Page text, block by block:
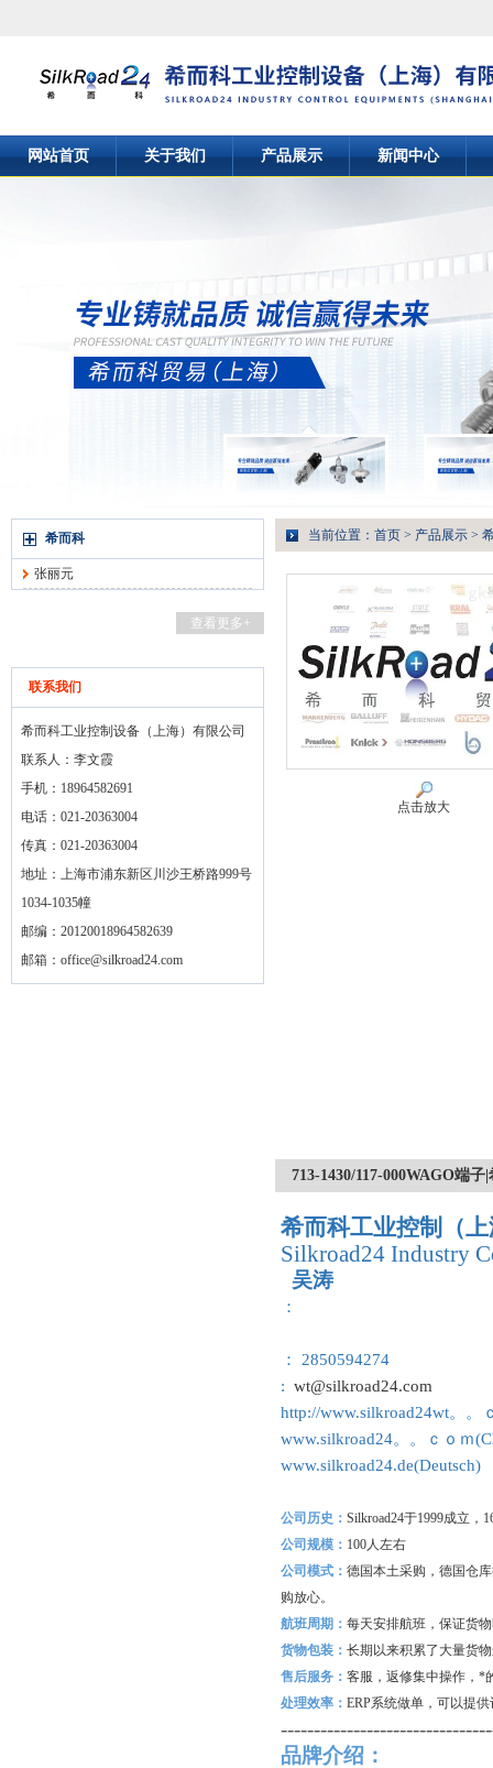
网站首页 关于我们 产品展示 新闻中心
希而科
张丽元
查看更多+
联系我们
希而科工业控制设备（上海）有限公司
联系人：李文霞
手机：18964582691
电话：021-20363004
传真：021-20363004
地址：上海市浦东新区川沙王桥路999号
1034-1035幢
邮编：20120018964582639
邮箱： office@silkroad24.com
当前位置： 首页 > 产品展示 >
点击放大
713-1430/117-000WAGO端
希而科工业控制（
Silkroad24 Industry
吴涛
：
： 2850594274
: wt@silkroad24.com
http://www.silkroad24wt。。
www.silkroad24。。ｃｏｍ
www.silkroad24.de(Deutsch)
公司历史： Silkroad24于1999成立，
公司规模： 100人左右
公司模式： 德国本土采购，德国仓
购放心。
航班周期： 每天安排航班，保证货
货物包装： 长期以来积累了大量货
售后服务： 客服，返修集中操作，*
处理效率： ERP系统做单，可以提
品牌介绍：